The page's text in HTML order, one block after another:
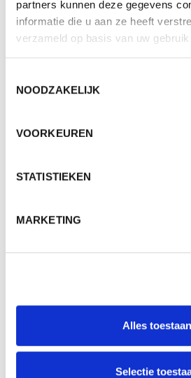
partners kunnen deze gegevens
informatie die u aan ze heeft
verzameld op basis van uw
NOODZAKELIJK
VOORKEUREN
STATISTIEKEN
MARKETING
Alles toestaan
Selectie